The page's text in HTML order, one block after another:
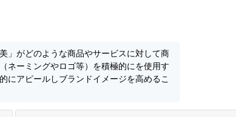
」がどのような商品やサービスに対して商
ネーミングやロゴ等）を積極的にを使用す
にアピールしブランドイメージを高めるこ